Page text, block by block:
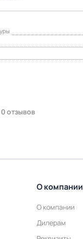
0 отзывов
О компании
О компании
Дилерам